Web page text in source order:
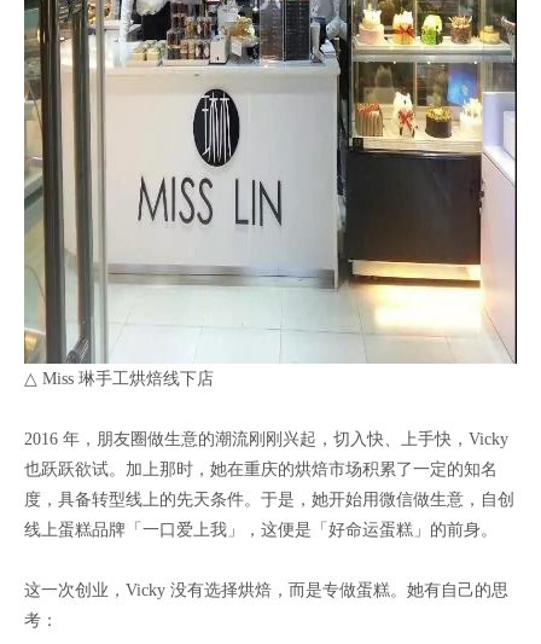
△ Miss 琳手工烘焙线下店
2016 年，朋友圈做生意的潮流刚刚兴起，切入快、上手快，Vicky
也跃跃欲试。加上那时，她在重庆的烘焙市场积累了一定的知名
度，具备转型线上的先天条件。于是，她开始用微信做生意，自创
线上蛋糕品牌「一口爱上我」，这便是「好命运蛋糕」的前身。
这一次创业，Vicky 没有选择烘焙，而是专做蛋糕。她有自己的思
考：